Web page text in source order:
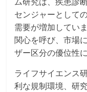
センジャーとして
需要が増加してい
関心を呼び、市場
ザー区分の優位性
ライフサイエンス
利な規制環境、研